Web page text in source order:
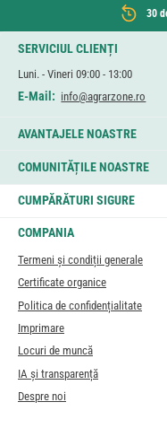
30
SERVICIUL CLIENȚI
Luni. - Vineri 09:00 - 13:00
E-Mail: info@agrarzone.ro
AVANTAJELE NOASTRE
COMUNITĂȚILE NOASTRE
CUMPĂRĂTURI SIGURE
COMPANIA
Termeni și condiții generale
Certificate organice
Politica de confidențialitate
Imprimare
Locuri de muncă
IA și transparență
Despre noi